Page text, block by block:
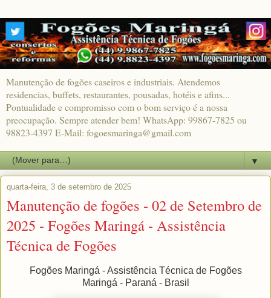
Manutenção de fogões caseiros e industriais. Atendemos
residencias, buffets, restaurantes, pousadas, hotéis e afins...
Pontualidade e compromisso com o bom serviço é a nossa
preocupação. Sempre atender bem! WhatsApp: 99867-7825 ou
98823-4397 E-Mail: fogoesmaringa@gmail.com
▼
quarta-feira, 3 de setembro de 2025
Manutenção de fogões - 02 de Setembro de
2025 - Fogões Maringá - Assistência
Técnica de Fogões
Fogões Maringá - Assistência Técnica de Fogões
Maringá - Paraná - Brasil